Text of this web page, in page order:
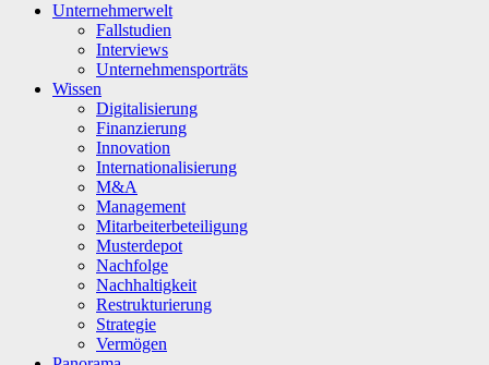
Unternehmerwelt
Fallstudien
Interviews
Unternehmensporträts
Wissen
Digitalisierung
Finanzierung
Innovation
Internationalisierung
M&A
Management
Mitarbeiterbeteiligung
Musterdepot
Nachfolge
Nachhaltigkeit
Restrukturierung
Strategie
Vermögen